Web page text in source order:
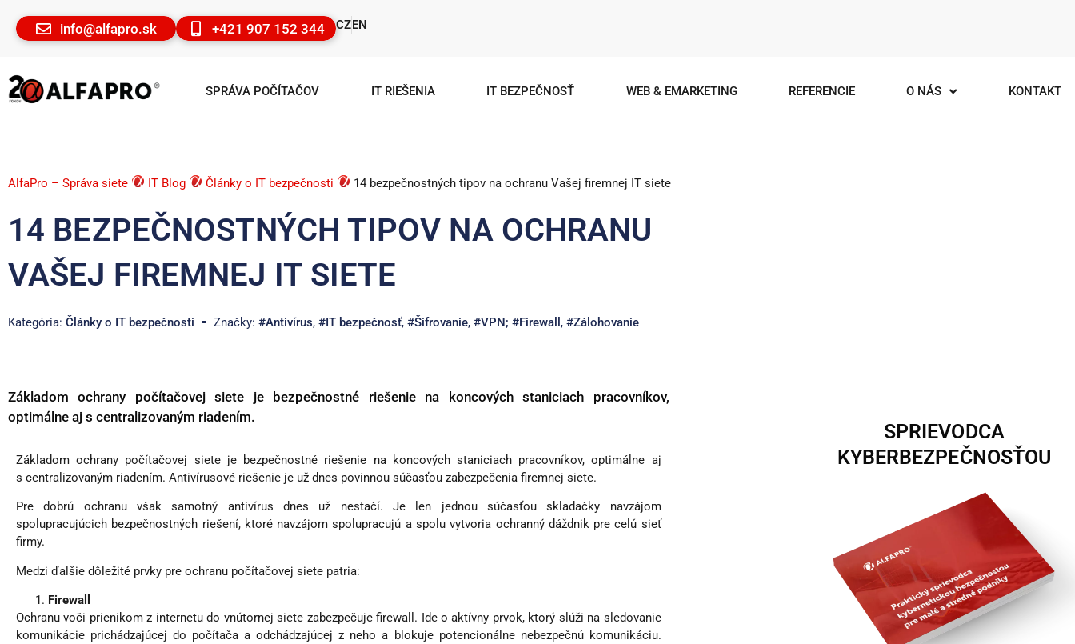
info@alfapro.sk +421 907 152 344 CZEN
SPRÁVA POČÍTAČOV IT RIEŠENIA IT BEZPEČNOSŤ WEB & EMARKETING REFERENCIE O NÁS KONTAKT
AlfaPro – Správa siete IT Blog Články o IT bezpečnosti 14 bezpečnostných tipov na ochranu Vašej firemnej IT siete
14 BEZPEČNOSTNÝCH TIPOV NA OCHRANU
VAŠEJ FIREMNEJ IT SIETE
Kategória: Články o IT bezpečnosti Značky: #Antivírus, #IT bezpečnosť, #Šifrovanie, #VPN; #Firewall , #Zálohovanie
Základom ochrany počítačovej siete je bezpečnostné riešenie na koncových staniciach pracovníkov,
optimálne aj s centralizovaným riadením.
Základom ochrany počítačovej siete je bezpečnostné riešenie na koncových staniciach pracovníkov, optimálne aj
s centralizovaným riadením. Antivírusové riešenie je už dnes povinnou súčasťou zabezpečenia firemnej siete.
Pre dobrú ochranu však samotný antivírus dnes už nestačí. Je len jednou súčasťou skladačky navzájom
spolupracujúcich bezpečnostných riešení, ktoré navzájom spolupracujú a spolu vytvoria ochranný dáždnik pre celú sieť
firmy.
Medzi ďalšie dôležité prvky pre ochranu počítačovej siete patria:
Firewall
Ochranu voči prienikom z internetu do vnútornej siete zabezpečuje firewall. Ide o aktívny prvok, ktorý slúži na sledovanie
komunikácie prichádzajúcej do počítača a odchádzajúcej z neho a blokuje potencionálne nebezpečnú komunikáciu.
SPRIEVODCA
KYBERBEZPEČNOSŤOU